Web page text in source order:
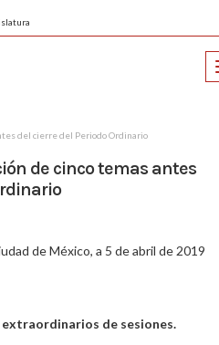
del cierre del Periodo Ordinario
de cinco temas antes
de México, a 5 de abril de 2019
extraordinarios de sesiones.